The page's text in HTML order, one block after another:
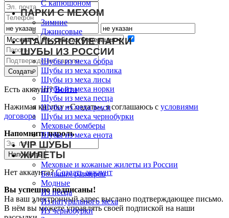
С капюшоном
ПАРКИ С МЕХОМ
Зимние
Джинсовые
ИТАЛЬЯНСКИЕ ПАРКИ
ШУБЫ ИЗ РОССИИ
Шубы из меха бобра
Шубы из меха кролика
Шубы из меха лисы
Шубы из меха норки
Шубы из меха песца
Шубы из меха рыси
Шубы из меха чернобурки
Меховые бомберы
Шубы из меха енота
VIP ШУБЫ
ЖИЛЕТЫ
Меховые и кожаные жилеты из России
Больших размеров
Модные
Из песца
Из натурального меха
Из чернобурки
Есть аккаунт?Войти
Нажимая кнопку «Создать», я соглашаюсь с условиями
договора
Напомнить пароль
Нет аккаунта?Создать аккаунт
Вы успешно подписаны!
На ваш электронный адрес выслано подтверждающее письмо.
В нём вы можете управлять своей подпиской на наши